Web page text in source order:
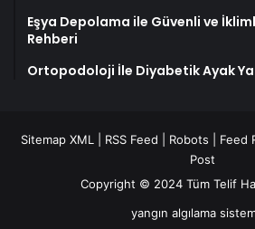
Eşya Depolama ile Güvenli ve
Rehberi
Ortopodoloji İle Diyabetik Ayak
Sitemap XML RSS Feed Robots Feed
Post
Copyright © 2024 Tüm Telif
yangın algılama